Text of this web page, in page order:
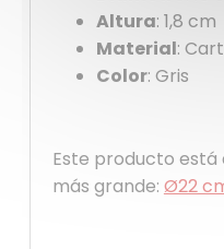
Altura: 1,8 cm
Material:
Color: Gris
Este producto está
más grande: Ø22